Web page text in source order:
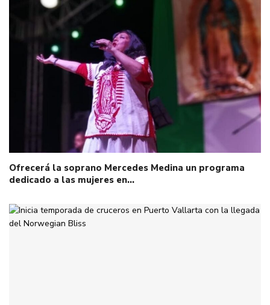
Ofrecerá la soprano Mercedes Medina un programa
dedicado a las mujeres en…